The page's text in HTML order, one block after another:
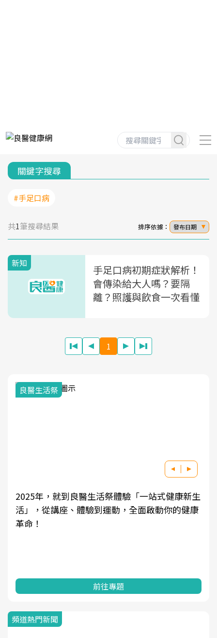
關鍵字搜尋
#手足口病
共1筆搜尋結果 排序依據： 發布日期
新知
手足口病初期症狀解析！
會傳染給大人嗎？要隔
離？照護與飲食一次看懂
1
健康新生
的健康
我與健康韌性的距離
良醫健康網從「換季的身體變化」出發，
學觀點與日常感受的對話，建立對亞健康
頻道熱門新聞